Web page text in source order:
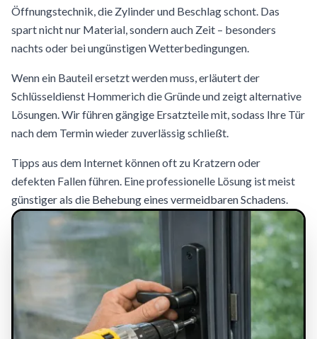
Öffnungstechnik, die Zylinder und Beschlag schont. Das
spart nicht nur Material, sondern auch Zeit – besonders
nachts oder bei ungünstigen Wetterbedingungen.
Wenn ein Bauteil ersetzt werden muss, erläutert der
Schlüsseldienst Hommerich die Gründe und zeigt alternative
Lösungen. Wir führen gängige Ersatzteile mit, sodass Ihre Tür
nach dem Termin wieder zuverlässig schließt.
Tipps aus dem Internet können oft zu Kratzern oder
defekten Fallen führen. Eine professionelle Lösung ist meist
günstiger als die Behebung eines vermeidbaren Schadens.